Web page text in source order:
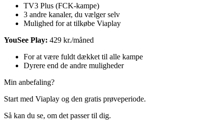
TV3 Plus (FCK-kampe)
3 andre kanaler, du vælger selv
Mulighed for at tilkøbe Viaplay
YouSee Play: 429 kr./måned
For at være fuldt dækket til alle kampe
Dyrere end de andre muligheder
Min anbefaling?
Start med Viaplay og den gratis prøveperiode.
Så kan du se, om det passer til dig.